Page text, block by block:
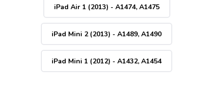
iPad Air 1 (2013) - A1474, A1475
iPad Mini 2 (2013) - A1489, A1490
iPad Mini 1 (2012) - A1432, A1454